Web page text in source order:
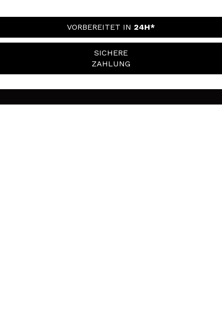
VORBEREITET IN 24H*
SICHERE
ZAHLUNG